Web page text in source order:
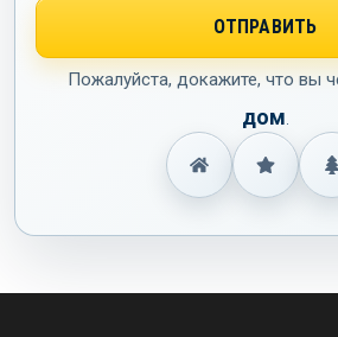
Пожалуйста, докажите, что вы
дом.